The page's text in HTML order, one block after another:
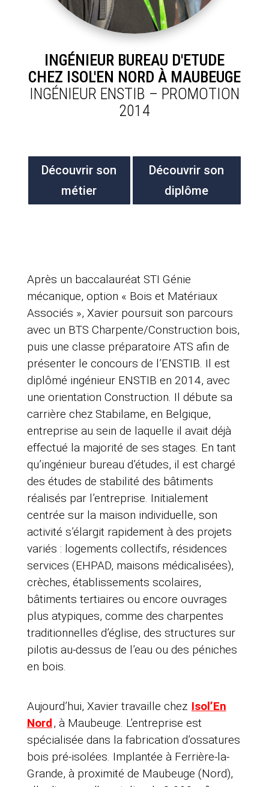
INGÉNIEUR BUREAU D'ETUDE
CHEZ ISOL'EN NORD À MAUBEUGE
INGÉNIEUR ENSTIB – PROMOTION
2014
Découvrir son
métier
Découvrir son
diplôme
Après un baccalauréat STI Génie
mécanique, option « Bois et Matériaux
Associés », Xavier poursuit son parcours
avec un BTS Charpente/Construction bois,
puis une classe préparatoire ATS afin de
présenter le concours de l’ENSTIB. Il est
diplômé ingénieur ENSTIB en 2014, avec
une orientation Construction. Il débute sa
carrière chez Stabilame, en Belgique,
entreprise au sein de laquelle il avait déjà
effectué la majorité de ses stages. En tant
qu’ingénieur bureau d’études, il est chargé
des études de stabilité des bâtiments
réalisés par l’entreprise. Initialement
centrée sur la maison individuelle, son
activité s’élargit rapidement à des projets
variés : logements collectifs, résidences
services (EHPAD, maisons médicalisées),
crèches, établissements scolaires,
bâtiments tertiaires ou encore ouvrages
plus atypiques, comme des charpentes
traditionnelles d’église, des structures sur
pilotis au-dessus de l’eau ou des péniches
en bois.
Aujourd’hui, Xavier travaille chez Isol’En
Nord, à Maubeuge. L’entreprise est
spécialisée dans la fabrication d’ossatures
bois pré-isolées. Implantée à Ferrière-la-
Grande, à proximité de Maubeuge (Nord),